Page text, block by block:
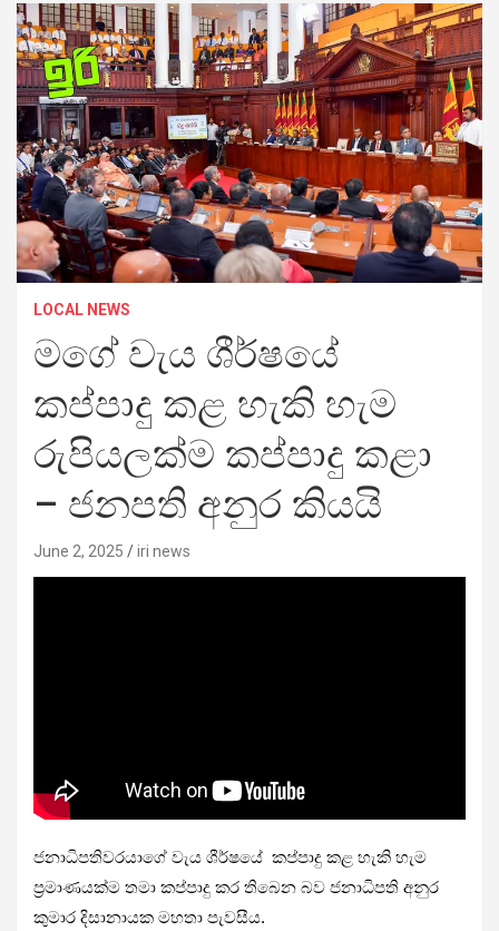
LOCAL NEWS
මගේ වැය ශීර්ෂයේ
කප්පාදු කළ හැකි හැම
රුපියලක්ම කප්පාදු කළා
– ජනපති අනුර කියයි
June 2, 2025 iri news
ජනාධිපතිවරයාගේ වැය ශීර්ෂයේ කප්පාදු කළ හැකි හැම
ප්‍රමාණයක්ම තමා කප්පාදු කර තිබෙන බව ජනාධිපති අනුර
කුමාර දිසානායක මහතා පැවසීය.